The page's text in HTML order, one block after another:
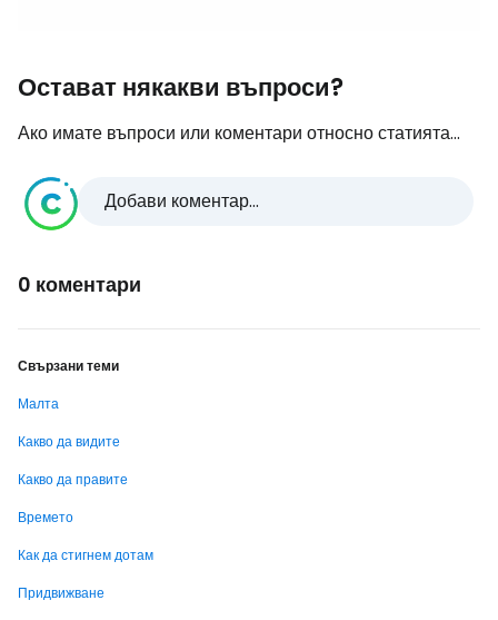
Остават някакви въпроси?
Ако имате въпроси или коментари относно статията...
Добави коментар...
0 коментари
Свързани теми
Малта
Какво да видите
Какво да правите
Времето
Как да стигнем дотам
Придвижване